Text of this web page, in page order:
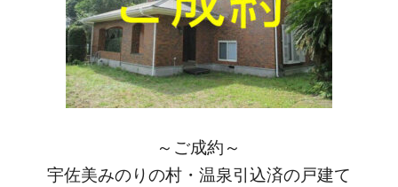
～ご成約～
宇佐美みのりの村・温泉引込済の戸建て